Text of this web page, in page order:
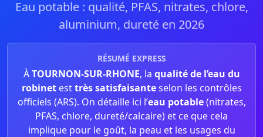
Eau potable : qualité, PFAS, nitrates, chlore,
aluminium, dureté en 2026
RÉSUMÉ EXPRESS
ÀTOURNON-SUR-RHONE, la qualité de l’eau du
robinetesttrès satisfaisanteselon les contrôles
officiels (ARS). On détaille ici l’eau potable(nitrates,
PFAS, chlore, dureté/calcaire) et ce que cela
implique pour le goût, la peau et les usages du